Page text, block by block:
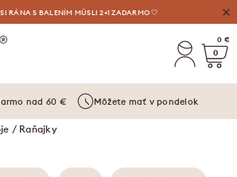
OSVIEŽENIE: LIMONÁDY, MASLÁ A VYLAĎENÉ SETY ⛱️
RÁNA S BALENÍM MÜSLI 2+1 ZADARMO 🤍
0 €
0
nad 60 € Môžete mať v pondelok
/ Raňajky